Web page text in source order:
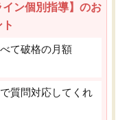
イン個別指導】のお
て破格の月額
質問対応してくれ